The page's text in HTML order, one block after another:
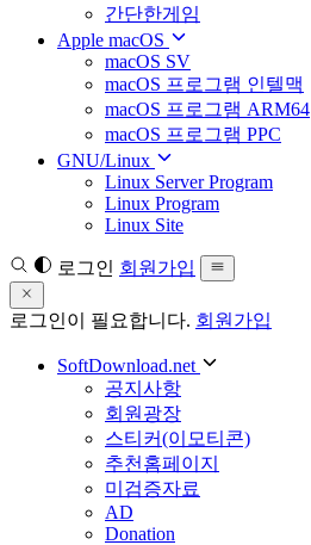
간단한게임
Apple macOS
macOS SV
macOS 프로그램 인텔맥
macOS 프로그램 ARM64
macOS 프로그램 PPC
GNU/Linux
Linux Server Program
Linux Program
Linux Site
로그인 회원가입
로그인이 필요합니다. 회원가입
SoftDownload.net
공지사항
회원광장
스티커(이모티콘)
추천홈페이지
미검증자료
AD
Donation